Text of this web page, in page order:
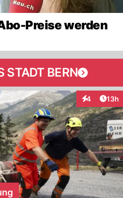
Preise werden
STADT BERN
4
Interaktionen
13h